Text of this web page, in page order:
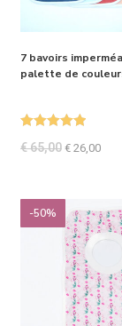
7 bavoirs
palette de
€65,00 €26,00
-50%